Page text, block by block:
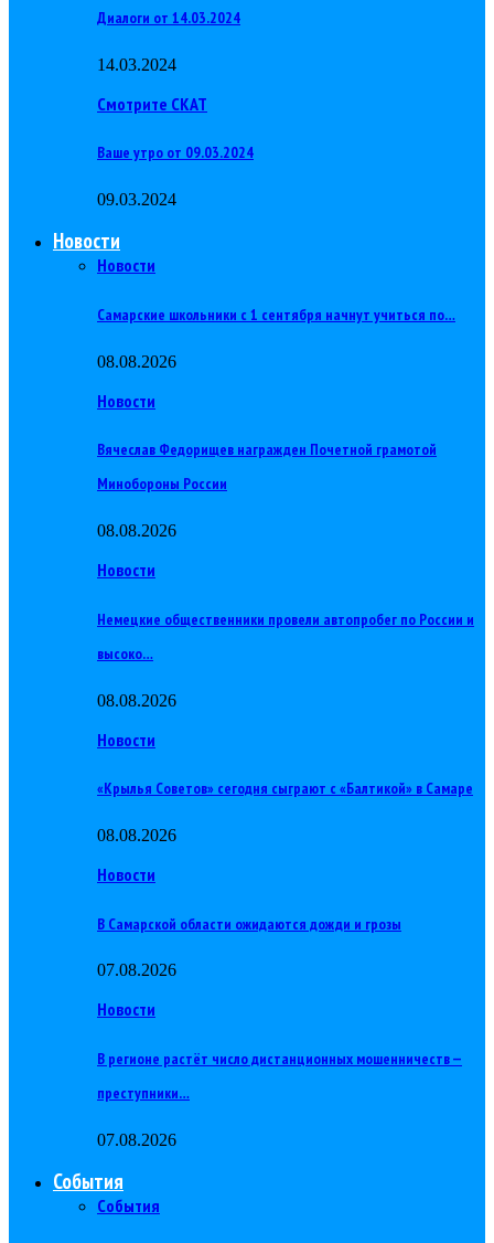
Диалоги от 14.03.2024
14.03.2024
Смотрите СКАТ
Ваше утро от 09.03.2024
09.03.2024
Новости
Новости
Самарские школьники с 1 сентября начнут учиться по…
08.08.2026
Новости
Вячеслав Федорищев награжден Почетной грамотой
Минобороны России
08.08.2026
Новости
Немецкие общественники провели автопробег по России и
высоко…
08.08.2026
Новости
«Крылья Советов» сегодня сыграют с «Балтикой» в Самаре
08.08.2026
Новости
В Самарской области ожидаются дожди и грозы
07.08.2026
Новости
В регионе растёт число дистанционных мошенничеств —
преступники…
07.08.2026
События
События